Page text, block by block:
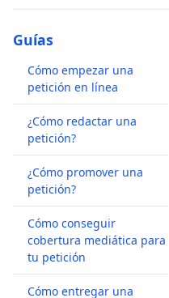
Guías
Cómo empezar una
petición en línea
¿Cómo redactar una
petición?
¿Cómo promover una
petición?
Cómo conseguir
cobertura mediática para
tu petición
Cómo entregar una